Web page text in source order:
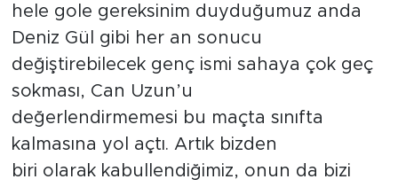
hele gole gereksinim duyduğumuz anda
Deniz Gül gibi her an sonucu
değiştirebilecek genç ismi sahaya çok geç
sokması, Can Uzun’u
değerlendirmemesi bu maçta sınıfta
kalmasına yol açtı. Artık bizden
biri olarak kabullendiğimiz, onun da bizi